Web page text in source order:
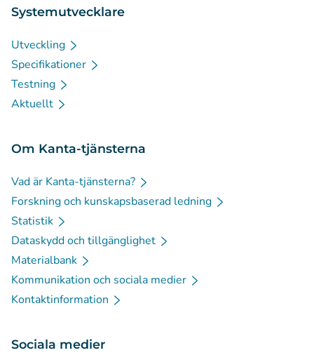
Systemutvecklare
Utveckling
Specifikationer
Testning
Aktuellt
Om Kanta-tjänsterna
Vad är Kanta-tjänsterna?
Forskning och kunskapsbaserad ledning
Statistik
Dataskydd och tillgänglighet
Materialbank
Kommunikation och sociala medier
Kontaktinformation
Sociala medier